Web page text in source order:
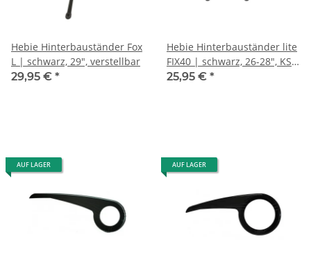
Hebie Hinterbauständer Fox
L | schwarz, 29", verstellbar
29,95 € *
Hebie Hinterbauständer lite
FIX40 | schwarz, 26-28", KSA
40, extra leicht
25,95 € *
AUF LAGER AUF LAGER